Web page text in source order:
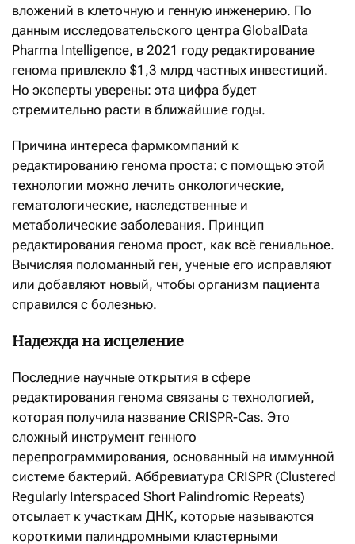
вложений в клеточную и генную инженерию. По
данным исследовательского центра GlobalData
Pharma Intelligence, в 2021 году редактирование
генома привлекло $1,3 млрд частных инвестиций.
Но эксперты уверены: эта цифра будет
стремительно расти в ближайшие годы.
Причина интереса фармкомпаний к
редактированию генома проста: с помощью этой
технологии можно лечить онкологические,
гематологические, наследственные и
метаболические заболевания. Принцип
редактирования генома прост, как всё гениальное.
Вычисляя поломанный ген, ученые его исправляют
или добавляют новый, чтобы организм пациента
справился с болезнью.
Надежда на исцеление
Последние научные открытия в сфере
редактирования генома связаны с технологией,
которая получила название CRISPR-Cas. Это
сложный инструмент генного
перепрограммирования, основанный на иммунной
системе бактерий. Аббревиатура CRISPR (Clustered
Regularly Interspaced Short Palindromic Repeats)
отсылает к участкам ДНК, которые называются
короткими палиндромными кластерными